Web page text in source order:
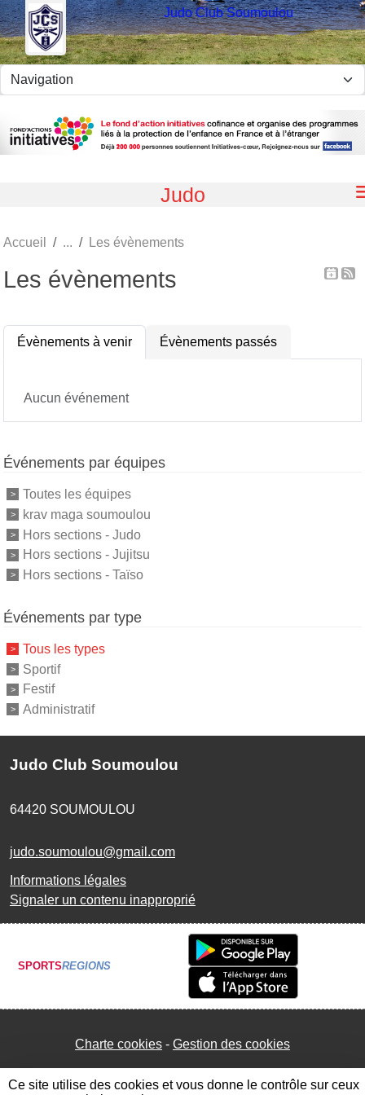
Judo Club Soumoulou
Judo
Accueil Les évènements
Les évènements
Évènements à venir Évènements passés
Aucun événement
Événements par équipes
Toutes les équipes
krav maga soumoulou
Hors sections - Judo
Hors sections - Jujitsu
Hors sections - Taïso
Événements par type
Tous les types
Sportif
Festif
Administratif
Judo Club Soumoulou
64420 SOUMOULOU
judo.soumoulou@gmail.com
Informations légales
Signaler un contenu inapproprié
SPORTSREGIONS
Charte cookies Gestion des cookies
Panneau de gestion des cookies
Ce site utilise des cookies et vous donne le contrôle sur ceux